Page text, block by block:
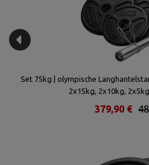
Set 75kg | olympische
2x15kg, 2x10kg,
379,90 €